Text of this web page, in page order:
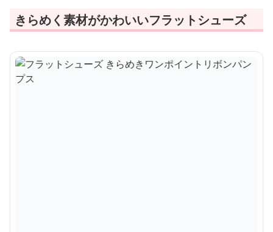
きらめく素材がかわいいフラットシューズ